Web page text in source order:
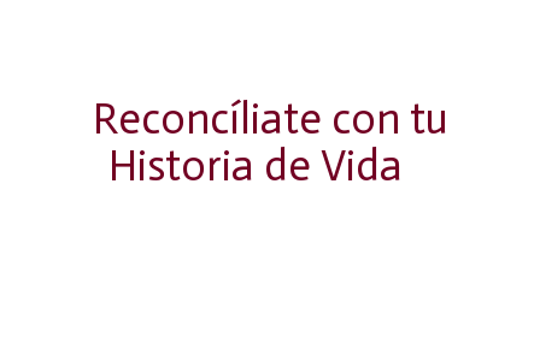
Reconcíliate con tu
Historia de Vida